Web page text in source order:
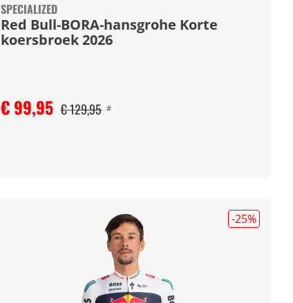
SPECIALIZED
Red Bull-BORA-hansgrohe Korte
koersbroek 2026
€ 99,95 € 129,95 #
-25%